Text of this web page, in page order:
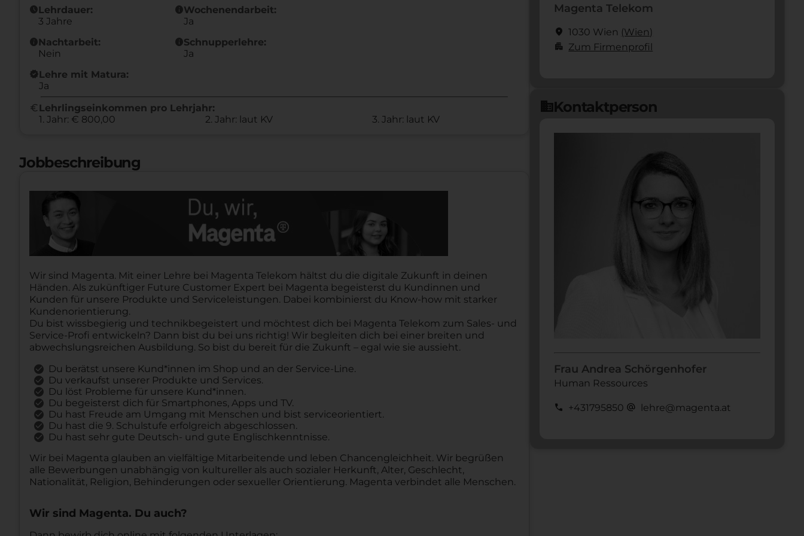
scheduleLehrdauer:
3 Jahre
infoWochenendarbeit:
Ja
infoNachtarbeit:
Nein
infoSchnupperlehre:
Ja
new_releasesLehre mit Matura:
Ja
euro Lehrlingseinkommen pro Lehrjahr:
1. Jahr: € 800,00
2. Jahr: laut KV 3. Jahr: laut KV
Jobbeschreibung
Wir sind Magenta. Mit einer Lehre bei Magenta Telekom hältst du die digitale Zukunft in deinen
Händen. Als zukünftiger Future Customer Expert bei Magenta begeisterst du Kundinnen und
Kunden für unsere Produkte und Serviceleistungen. Dabei kombinierst du Know-how mit starker
Kundenorientierung.
Du bist wissbegierig und technikbegeistert und möchtest dich bei Magenta Telekom zum Sales- und
Service-Profi entwickeln? Dann bist du bei uns richtig! Wir begleiten dich bei einer breiten und
abwechslungsreichen Ausbildung. So bist du bereit für die Zukunft – egal wie sie aussieht.
Du berätst unsere Kund*innen im Shop und an der Service-Line.
Du verkaufst unserer Produkte und Services.
Du löst Probleme für unsere Kund*innen.
Du begeisterst dich für Smartphones, Apps und TV.
Du hast Freude am Umgang mit Menschen und bist serviceorientiert.
Du hast die 9. Schulstufe erfolgreich abgeschlossen.
Du hast sehr gute Deutsch- und gute Englischkenntnisse.
Wir bei Magenta glauben an vielfältige Mitarbeitende und leben Chancengleichheit. Wir begrüßen
alle Bewerbungen unabhängig von kultureller als auch sozialer Herkunft, Alter, Geschlecht,
Nationalität, Religion, Behinderungen oder sexueller Orientierung. Magenta verbindet alle Menschen.
Wir sind Magenta. Du auch?
Magenta Telekom
location_on 1030 Wien (Wien)
apartment Zum Firmenprofil
domainKontaktperson
Frau Andrea Schörgenhofer
Human Ressources
call +431795850 alternate_email lehre@magenta.at